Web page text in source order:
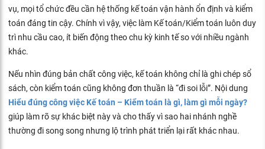
vụ, mọi tổ chức đều cần hệ thống kế toán vận hành ổn định và kiểm
toán đáng tin cậy. Chính vì vậy, việc làm Kế toán/Kiểm toán luôn duy
trì nhu cầu cao, ít biến động theo chu kỳ kinh tế so với nhiều ngành
khác.
Nếu nhìn đúng bản chất công việc, kế toán không chỉ là ghi chép sổ
sách, còn kiểm toán cũng không đơn thuần là “đi soi lỗi”. Nội dung
Hiểu đúng công việc Kế toán – Kiểm toán là gì, làm gì mỗi ngày?
giúp làm rõ sự khác biệt này và cho thấy vì sao hai nhánh nghề
thường đi song song nhưng lộ trình phát triển lại rất khác nhau.